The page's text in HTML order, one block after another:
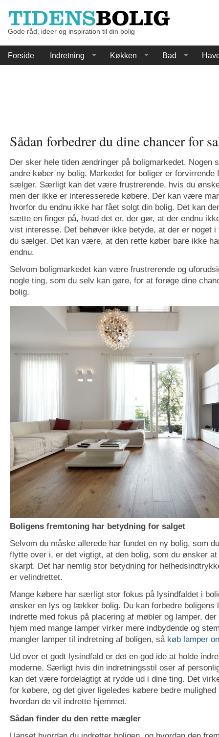
Gode råd, ideer og inspiration til din bolig
Forside Indretning Køkken Bad
Sådan forbedrer du dine chancer for
Der sker hele tiden ændringer på boligmarkedet. Nogen
andre køber ny bolig. Markedet for boliger er forvirrende
sælger. Særligt kan det være frustrerende, hvis du
men der ikke er interesserede købere. Der kan være
hvorfor du endnu ikke har fået solgt din bolig. Det kan
sætte en finger på, hvad det er, der gør, at der endnu
vist interesse. Det behøver ikke betyde, at der er noget i
du sælger. Det kan være, at den rette køber bare ikke
endnu.
Selvom boligmarkedet kan være frustrerende og
nogle ting, som du selv kan gøre, for at forøge dine
bolig.
Boligens fremtoning har betydning for salget
Selvom du måske allerede har fundet en ny bolig, som
flytte over i, er det vigtigt, at den bolig, som du ønsker
skarpt. Det har nemlig stor betydning for
er velindrettet.
Mange købere har særligt stor fokus på lysindfaldet i
ønsker en lys og lækker bolig. Du kan forbedre boligens
indrette med fokus på placering af møbler og lamper,
hjem med mange lamper virker mere indbydende og
mangler lamper til indretning af boligen, så køb lamper
Ud over et godt lysindfald er det en god ide at holde
moderne. Særligt hvis din indretningsstil oser af
kan det være fordelagtigt at rydde ud i dine ting. Det
for købere, og det giver ligeledes købere bedre
hvordan de vil indrette hjemmet.
Sådan finder du den rette mægler